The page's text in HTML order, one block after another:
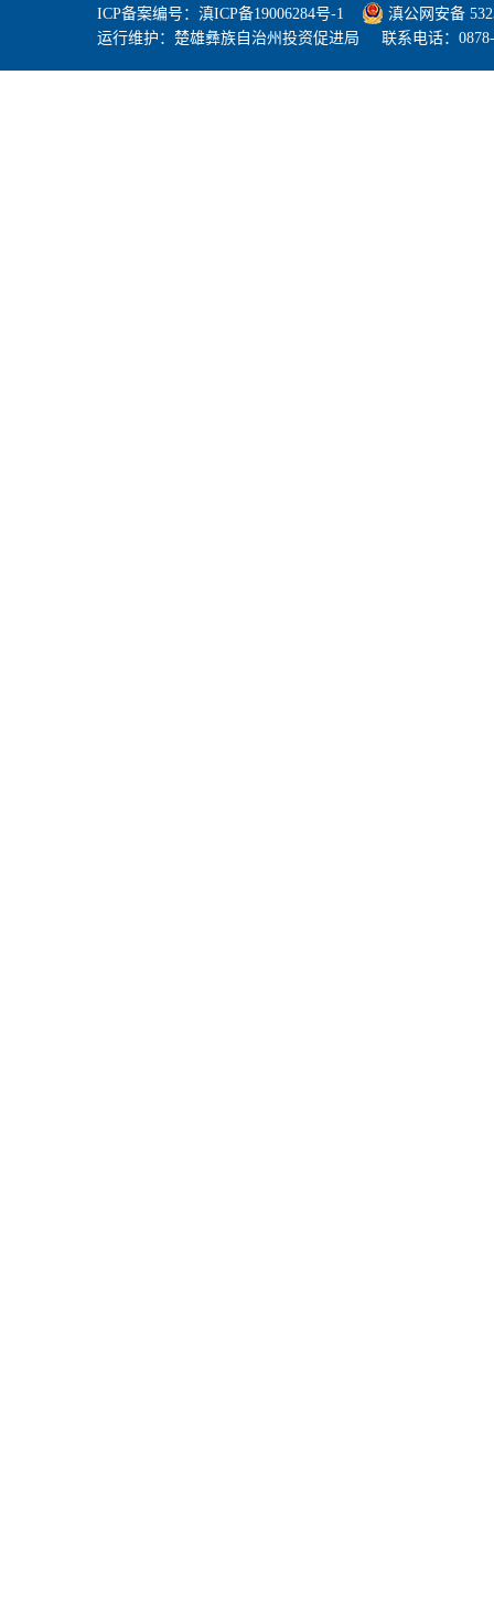
ICP备案编号： 滇ICP备19006284号-1
滇公网安备
运行维护：楚雄彝族自治州投资促进局 联系电话：